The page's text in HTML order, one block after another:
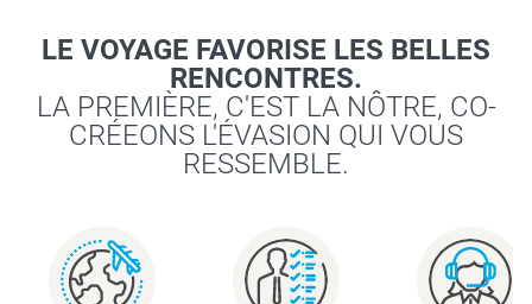
LE VOYAGE FAVORISE LES BELLES
RENCONTRES.
LA PREMIÈRE, C'EST LA NÔTRE, CO-
CRÉEONS L'ÉVASION QUI VOUS
RESSEMBLE.